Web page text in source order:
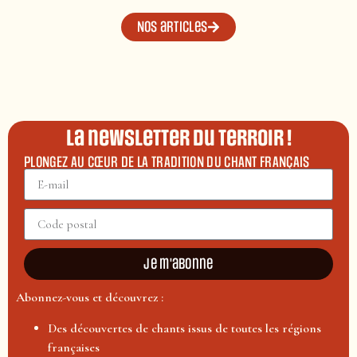
Nos articles
La newsletter du terroir !
PLONGEZ AU CŒUR DE LA TRADITION DU CHANT FRANÇAIS
Je m'abonne
Abonnez-vous et découvrez :
Des découvertes de chants issus de toutes les régions
françaises